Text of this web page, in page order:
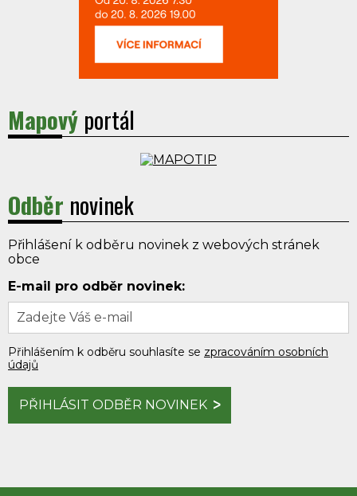
Mapový portál
Odběr novinek
Přihlášení k odběru novinek z webových stránek
obce
E-mail pro odběr novinek:
Přihlášením k odběru souhlasíte se zpracováním osobních
údajů
PŘIHLÁSIT ODBĚR NOVINEK